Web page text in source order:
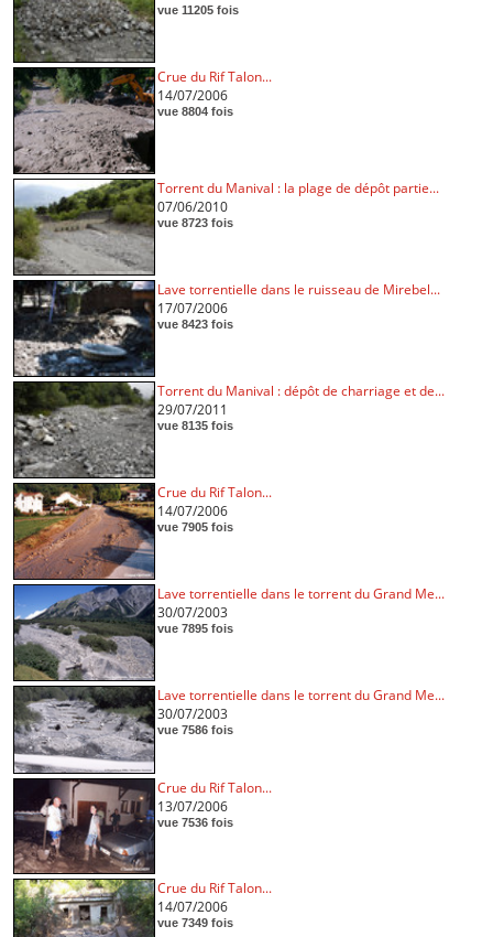
vue 11205 fois
Crue du Rif Talon...
14/07/2006
vue 8804 fois
Torrent du Manival : la plage de dépôt partie...
07/06/2010
vue 8723 fois
Lave torrentielle dans le ruisseau de Mirebel...
17/07/2006
vue 8423 fois
Torrent du Manival : dépôt de charriage et de...
29/07/2011
vue 8135 fois
Crue du Rif Talon...
14/07/2006
vue 7905 fois
Lave torrentielle dans le torrent du Grand Me...
30/07/2003
vue 7895 fois
Lave torrentielle dans le torrent du Grand Me...
30/07/2003
vue 7586 fois
Crue du Rif Talon...
13/07/2006
vue 7536 fois
Crue du Rif Talon...
14/07/2006
vue 7349 fois